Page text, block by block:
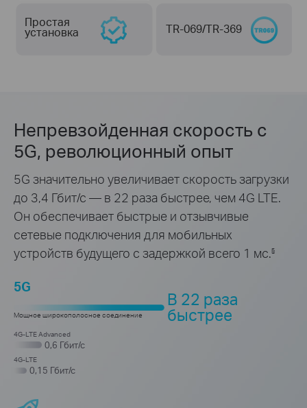
Простая
установка TR-069/TR-369
Непревзойденная скорость с
5G, революционный опыт
5G значительно увеличивает скорость загрузки
до 3,4 Гбит/с — в 22 раза быстрее, чем 4G LTE.
Он обеспечивает быстрые и отзывчивые
сетевые подключения для мобильных
устройств будущего с задержкой всего 1 мс.§
5G
В 22 раза
быстрее
Мощное широкополосное соединение
4G-LTE Advanced
0,6 Гбит/с
4G-LTE
0,15 Гбит/с